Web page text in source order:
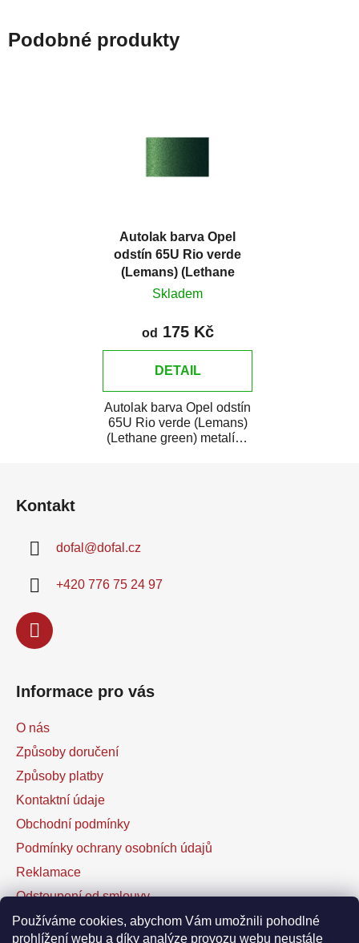
Používáme cookies, abychom Vám umožnili pohodlné
prohlížení webu a díky analýze provozu webu neustále
Podobné produkty
Autolak barva Opel
odstín 65U Rio verde
(Lemans) (Lethane
green) metalíza
Skladem
od 175 Kč
DETAIL
Autolak barva Opel odstín
65U Rio verde (Lemans)
(Lethane green) metalíza
Kontakt
dofal @dofal.cz
+420 776 75 24 97
Informace pro vás
O nás
Způsoby doručení
Způsoby platby
Kontaktní údaje
Obchodní podmínky
Podmínky ochrany osobních údajů
Reklamace
Odstoupení od smlouvy
Kontaktní formulář